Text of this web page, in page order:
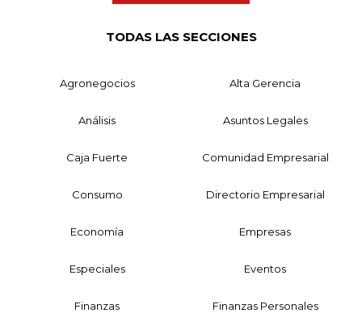
TODAS LAS SECCIONES
Agronegocios Alta Gerencia
Análisis Asuntos Legales
Caja Fuerte Comunidad Empresarial
Consumo Directorio Empresarial
Economía Empresas
Especiales Eventos
Finanzas Finanzas Personales